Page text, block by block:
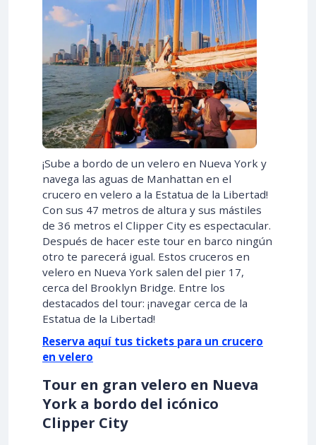
¡Sube a bordo de un velero en Nueva York y
navega las aguas de Manhattan en el
crucero en velero a la Estatua de la Libertad!
Con sus 47 metros de altura y sus mástiles
de 36 metros el Clipper City es espectacular.
Después de hacer este tour en barco ningún
otro te parecerá igual. Estos cruceros en
velero en Nueva York salen del pier 17,
cerca del Brooklyn Bridge. Entre los
destacados del tour: ¡navegar cerca de la
Estatua de la Libertad!
Reserva aquí tus tickets para un crucero
en velero
Tour en gran velero en Nueva
York a bordo del icónico
Clipper City